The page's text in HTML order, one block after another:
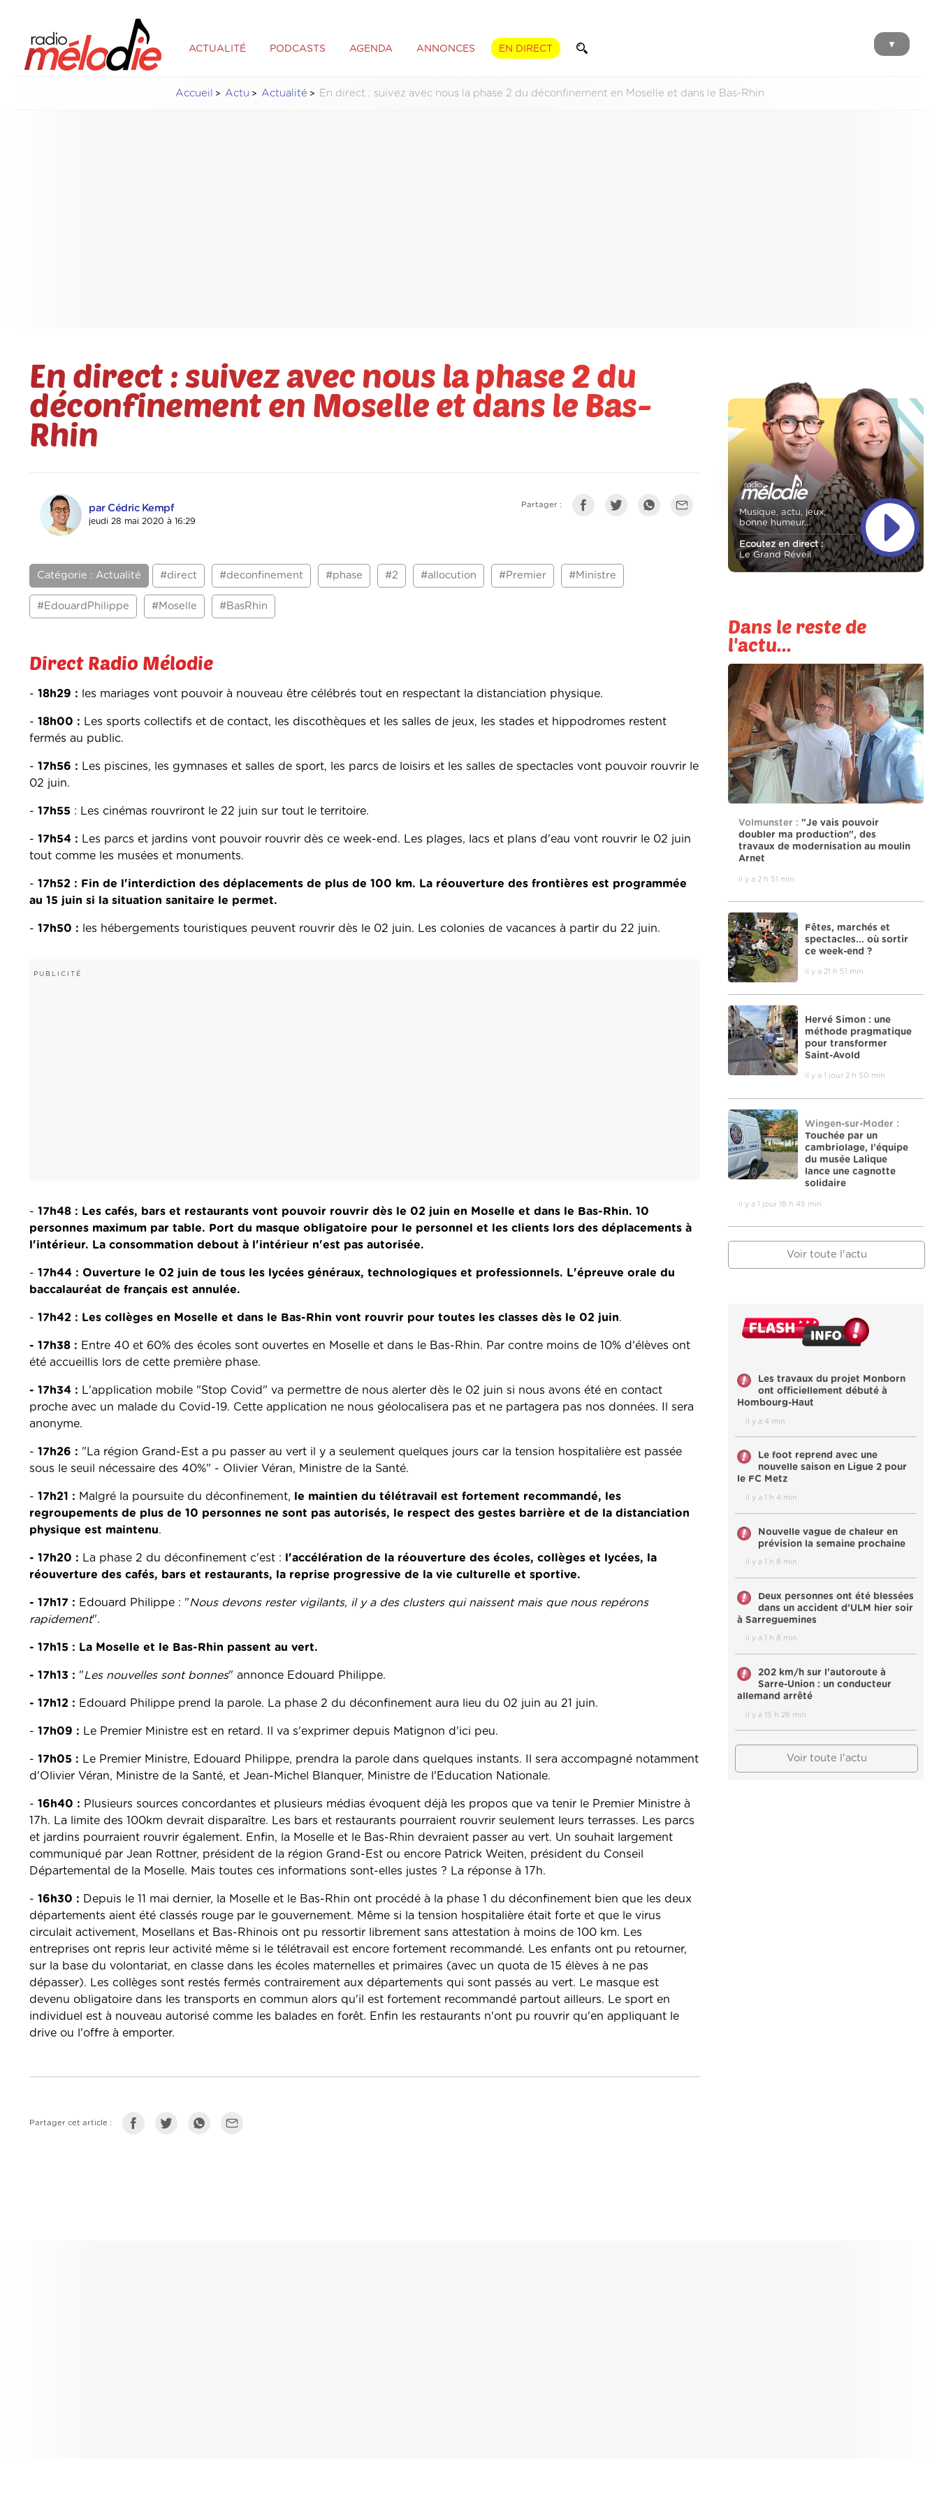
ACTUALITÉ PODCASTS AGENDA ANNONCES EN DIRECT ▼
Accueil Actu Actualité En direct : suivez avec nous la phase 2 du déconfinement en Moselle et dans le Bas-Rhin
En direct : suivez avec nous la phase 2 du
déconfinement en Moselle et dans le Bas-
Rhin
par Cédric Kempf
jeudi 28 mai 2020 à 16:29
Partager :
Catégorie : Actualité #direct #deconfinement #phase #2 #allocution #Premier #Ministre
#EdouardPhilippe #Moselle #BasRhin
Direct Radio Mélodie
- 18h29 : les mariages vont pouvoir à nouveau être célébrés tout en respectant la distanciation physique.
- 18h00 : Les sports collectifs et de contact, les discothèques et les salles de jeux, les stades et hippodromes restent
fermés au public.
- 17h56 : Les piscines, les gymnases et salles de sport, les parcs de loisirs et les salles de spectacles vont pouvoir rouvrir le
02 juin.
- 17h55 : Les cinémas rouvriront le 22 juin sur tout le territoire.
- 17h54 : Les parcs et jardins vont pouvoir rouvrir dès ce week-end. Les plages, lacs et plans d'eau vont rouvrir le 02 juin
tout comme les musées et monuments.
- 17h52 : Fin de l'interdiction des déplacements de plus de 100 km. La réouverture des frontières est programmée
au 15 juin si la situation sanitaire le permet.
- 17h50 : les hébergements touristiques peuvent rouvrir dès le 02 juin. Les colonies de vacances à partir du 22 juin.
- 17h48 : Les cafés, bars et restaurants vont pouvoir rouvrir dès le 02 juin en Moselle et dans le Bas-Rhin. 10
personnes maximum par table. Port du masque obligatoire pour le personnel et les clients lors des déplacements à
l'intérieur. La consommation debout à l'intérieur n'est pas autorisée.
- 17h44 : Ouverture le 02 juin de tous les lycées généraux, technologiques et professionnels. L'épreuve orale du
baccalauréat de français est annulée.
- 17h42 : Les collèges en Moselle et dans le Bas-Rhin vont rouvrir pour toutes les classes dès le 02 juin.
- 17h38 : Entre 40 et 60% des écoles sont ouvertes en Moselle et dans le Bas-Rhin. Par contre moins de 10% d'élèves ont
été accueillis lors de cette première phase.
- 17h34 : L'application mobile "Stop Covid" va permettre de nous alerter dès le 02 juin si nous avons été en contact
proche avec un malade du Covid-19. Cette application ne nous géolocalisera pas et ne partagera pas nos données. Il sera
anonyme.
- 17h26 : "La région Grand-Est a pu passer au vert il y a seulement quelques jours car la tension hospitalière est passée
sous le seuil nécessaire des 40%" - Olivier Véran, Ministre de la Santé.
- 17h21 : Malgré la poursuite du déconfinement,
le maintien du télétravail est fortement recommandé, les
regroupements de plus de 10 personnes ne sont pas autorisés, le respect des gestes barrière et de la distanciation
physique est maintenu.
- 17h20 : La phase 2 du déconfinement c'est :
l'accélération de la réouverture des écoles, collèges et lycées, la
réouverture des cafés, bars et restaurants, la reprise progressive de la vie culturelle et sportive.
- 17h17 : Edouard Philippe : "Nous devons rester vigilants, il y a des clusters qui naissent mais que nous repérons
rapidement".
- 17h15 : La Moselle et le Bas-Rhin passent au vert.
- 17h13 : "Les nouvelles sont bonnes" annonce Edouard Philippe.
- 17h12 : Edouard Philippe prend la parole. La phase 2 du déconfinement aura lieu du 02 juin au 21 juin.
- 17h09 : Le Premier Ministre est en retard. Il va s'exprimer depuis Matignon d'ici peu.
- 17h05 : Le Premier Ministre, Edouard Philippe, prendra la parole dans quelques instants. Il sera accompagné notamment
d'Olivier Véran, Ministre de la Santé, et Jean-Michel Blanquer, Ministre de l'Education Nationale.
- 16h40 : Plusieurs sources concordantes et plusieurs médias évoquent déjà les propos que va tenir le Premier Ministre à
17h. La limite des 100km devrait disparaître. Les bars et restaurants pourraient rouvrir seulement leurs terrasses. Les parcs
et jardins pourraient rouvrir également. Enfin, la Moselle et le Bas-Rhin devraient passer au vert. Un souhait largement
communiqué par Jean Rottner, président de la région Grand-Est ou encore Patrick Weiten, président du Conseil
Départemental de la Moselle. Mais toutes ces informations sont-elles justes ? La réponse à 17h.
- 16h30 : Depuis le 11 mai dernier, la Moselle et le Bas-Rhin ont procédé à la phase 1 du déconfinement bien que les deux
départements aient été classés rouge par le gouvernement. Même si la tension hospitalière était forte et que le virus
circulait activement, Mosellans et Bas-Rhinois ont pu ressortir librement sans attestation à moins de 100 km. Les
entreprises ont repris leur activité même si le télétravail est encore fortement recommandé. Les enfants ont pu retourner,
sur la base du volontariat, en classe dans les écoles maternelles et primaires (avec un quota de 15 élèves à ne pas
dépasser). Les collèges sont restés fermés contrairement aux départements qui sont passés au vert. Le masque est
devenu obligatoire dans les transports en commun alors qu'il est fortement recommandé partout ailleurs. Le sport en
individuel est à nouveau autorisé comme les balades en forêt. Enfin les restaurants n'ont pu rouvrir qu'en appliquant le
drive ou l'offre à emporter.
Partager cet article :
Musique, actu, jeux,
bonne humeur...
Ecoutez en direct :
Le Grand Réveil
Dans le reste de
l'actu...
Volmunster : "Je vais pouvoir
doubler ma production", des
travaux de modernisation au moulin
Arnet
il y a 2 h 51 min
Fêtes, marchés et
spectacles... où sortir
ce week-end ?
il y a 21 h 51 min
Hervé Simon : une
méthode pragmatique
pour transformer
Saint-Avold
il y a 1 jour 2 h 50 min
Wingen-sur-Moder :
Touchée par un
cambriolage, l’équipe
du musée Lalique
lance une cagnotte
solidaire
il y a 1 jour 18 h 45 min
Voir toute l'actu
Les travaux du projet Monborn
ont officiellement débuté à
Hombourg-Haut
il y a 4 min
Le foot reprend avec une
nouvelle saison en Ligue 2 pour
le FC Metz
il y a 1 h 4 min
Nouvelle vague de chaleur en
prévision la semaine prochaine
il y a 1 h 8 min
Deux personnes ont été blessées
dans un accident d’ULM hier soir
à Sarreguemines
il y a 1 h 8 min
202 km/h sur l'autoroute à
Sarre-Union : un conducteur
allemand arrêté
il y a 15 h 26 min
Voir toute l'actu